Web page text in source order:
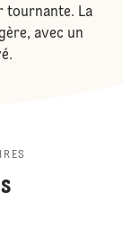
tournante. La
avec un